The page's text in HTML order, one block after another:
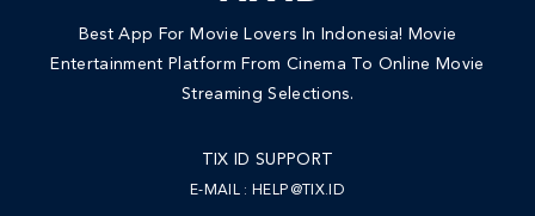
Best App For Movie Lovers In Indonesia! Movie
Entertainment Platform From Cinema To Online Movie
Streaming Selections.
TIX ID SUPPORT
E-MAIL : HELP@TIX.ID